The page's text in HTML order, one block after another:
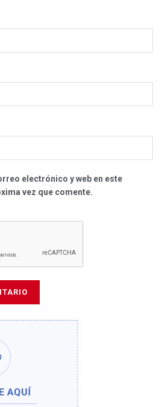
electrónico y web en este
vez que comente.